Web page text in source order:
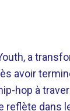
a
avoir
hop à
dans